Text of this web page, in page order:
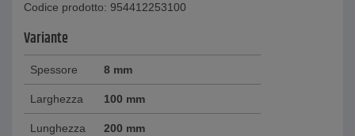
Codice prodotto: 954412253100
Variante
Spessore 8 mm
Larghezza 100 mm
Lunghezza 200 mm